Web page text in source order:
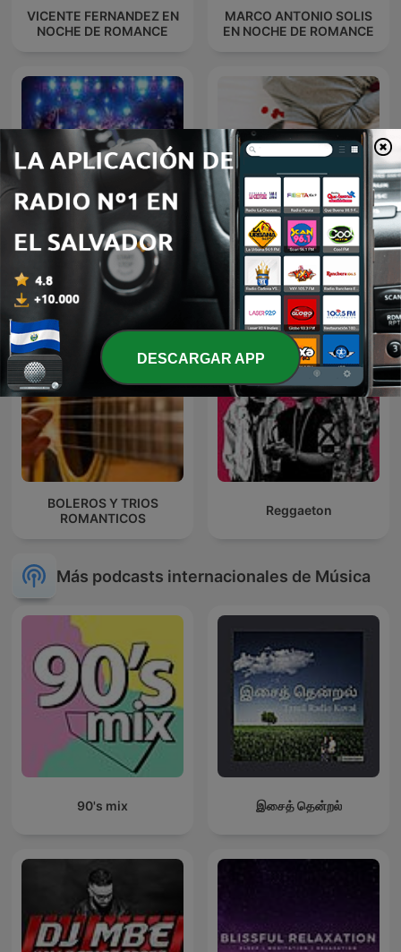
VICENTE FERNANDEZ EN
NOCHE DE ROMANCE
MARCO ANTONIO SOLIS
EN NOCHE DE ROMANCE
Cumbias Baladas Pop
BOLEROS Y TRIOS
ROMANTICOS
Reggaeton
Más podcasts internacionales de Música
90's mix இசைத் தென்றல்
DESCARGAR APP